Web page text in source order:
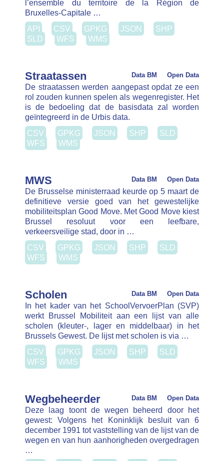
bedoeling dat de basisdata zal worden
geïntegreerd in de Urbis data.
CSV
GPKG JSON SHP SLD
WFS
WMS
MWS Open Data
Data BM
De Brusselse ministerraad keurde op 5 maart de
definitieve versie goed van het gewestelijke
mobiliteitsplan Good Move. Met Good Move kiest
Brussel resoluut voor een leefbare, verkeersveilige
stad, door in …
CSV
GPKG
Scholen Open Data
Data BM
In het kader van het SchoolVervoerPlan (SVP)
werkt Brussel Mobiliteit aan een lijst van alle
scholen (kleuter-, lager en middelbaar) in het
Brussels Gewest. De lijst met scholen is via …
CSV
GPKG JSON SHP SLD
WFS
WMS
Wegbeheerder Open Data
Data BM
Deze laag toont de wegen beheerd door het
gewest: Volgens het Koninklijk besluit van 6
december 1991 tot vaststelling van de lijst van de
wegen en van hun aanhorigheden overgedragen …
CSV
GPKG JSON SHP SLD
WFS
WMS
Filter Clear Filters
Datatypes